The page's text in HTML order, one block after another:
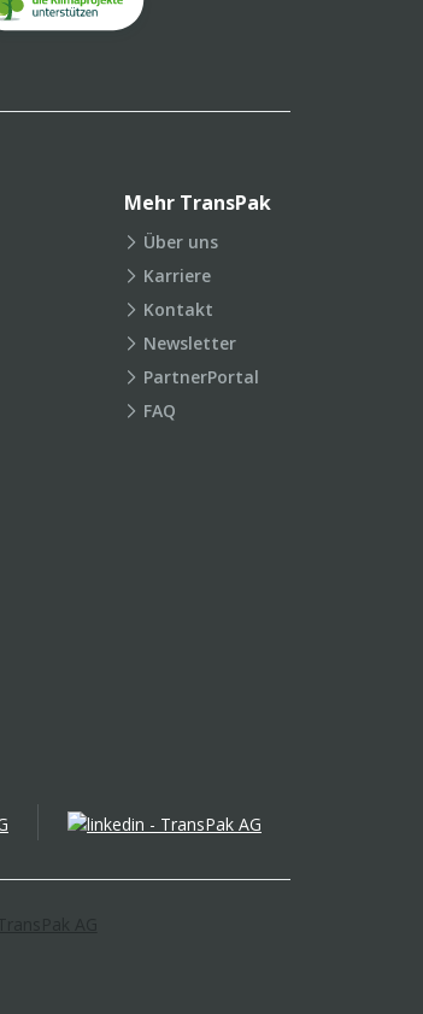
Mehr TransPak
Über uns
Karriere
Kontakt
Newsletter
PartnerPortal
FAQ